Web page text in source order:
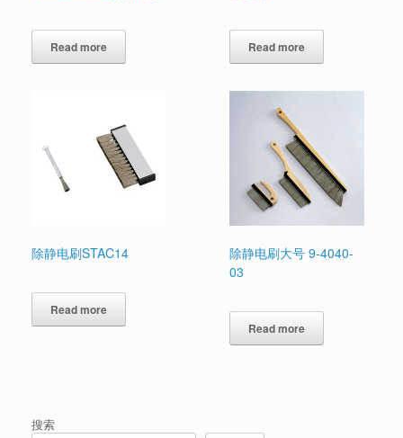
Read more Read more
除静电刷STAC14
Read more
除静电刷大号 9-4040-
03
Read more
搜索